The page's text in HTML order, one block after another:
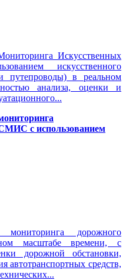
Искусственных
искусственного
путепроводы) в реальном
анализа, оценки и
с использованием
мониторинга дорожного
масштабе времени, с
дорожной обстановки,
автотранспортных средств,